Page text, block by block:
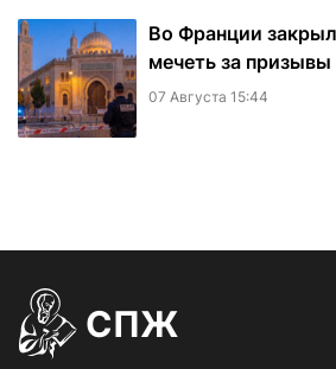
Во Франции
мечеть за
07 Августа 15:44
СПЖ